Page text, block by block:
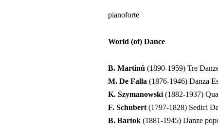
pianoforte
World (of) Dance
B. Martinů (1890-1959) Tre
M. De Falla (1876-1946) Danza
K. Szymanowski (1882-1937)
F. Schubert (1797-1828) Sedici
B. Bartok (1881-1945) Danze